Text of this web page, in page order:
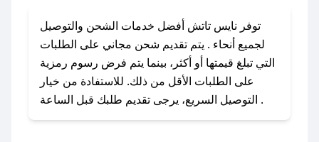
تواصل معنا عبر تويتر أو البريد الإلكتروني لإضافته
بسرعة.
### كيفية استخدام كود خصم نايس تاتش؟
1. انسخ كود الخصم من تطبيق صحصح.
2. الصقه في خانة الدفع عند التسوق من نايس تاتش.
توفر نايس تاتش أفضل خدمات الشحن والتوصيل
لجميع أنحاء . يتم تقديم شحن مجاني على الطلبات
التي تبلغ قيمتها أو أكثر، بينما يتم فرض رسوم رمزية
على الطلبات الأقل من ذلك. للاستفادة من خيار
التوصيل السريع، يرجى تقديم طلبك قبل الساعة .